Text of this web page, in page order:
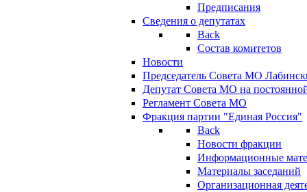
Предписания
Сведения о депутатах
Back
Состав комитетов
Новости
Председатель Совета МО
Депутат Совета МО на
Регламент Совета МО
Фракция партии "Единая Россия"
Back
Новости фракции
Информационные
Материалы заседаний
Организационная